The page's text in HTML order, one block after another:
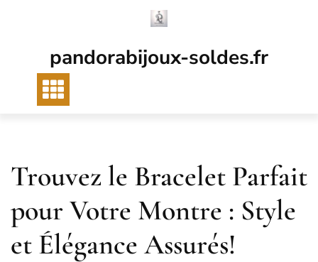
pandorabijoux-soldes.fr
Trouvez le Bracelet Parfait
pour Votre Montre : Style
et Élégance Assurés!